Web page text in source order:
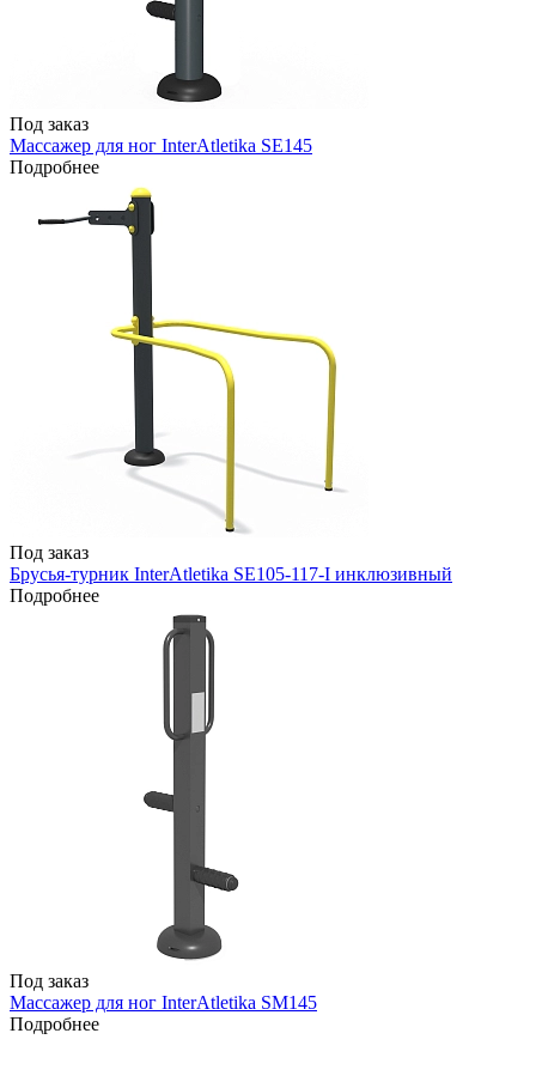
Под заказ
Массажер для ног InterAtletika SE145
Подробнее
Под заказ
Брусья-турник InterAtletika SE105-117-I инклюзивный
Подробнее
Под заказ
Массажер для ног InterAtletika SM145
Подробнее